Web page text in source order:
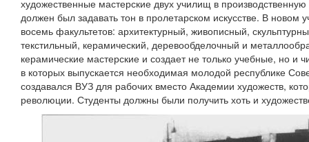
художественные мастерские двух училищ в
должен был задавать тон в пролетарском искусстве. В новом
восемь факультетов: архитектурный, живописный,
текстильный, керамический, деревообделочный и
керамические мастерские и создает не только учебные, но и
в которых выпускается необходимая молодой республике
создавался ВУЗ для рабочих вместо Академии художеств,
революции. Студенты должны были получить хоть и